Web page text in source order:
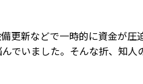
更新などで一時的に資金が圧
でいました。そんな折、知人